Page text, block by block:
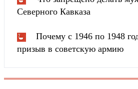
Северного Кавказа
Почему с 1946 по 1948
призыв в советскую армию